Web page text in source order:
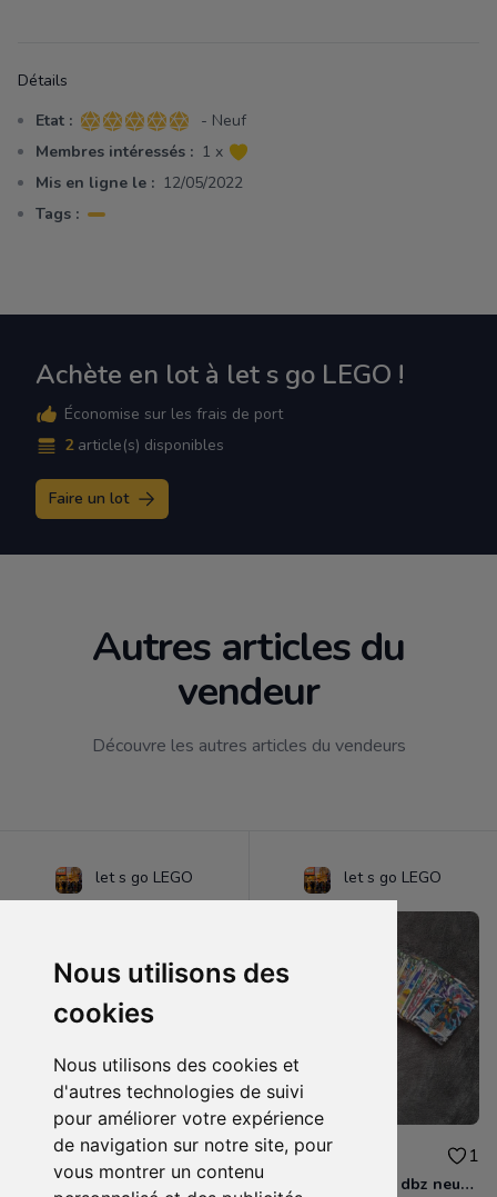
Nous utilisons des
cookies
Nous utilisons des cookies et
d'autres technologies de suivi
pour améliorer votre expérience
de navigation sur notre site, pour
vous montrer un contenu
Détails
Etat : 5 sur 5 étoiles
- Neuf
Membres intéressés : 1 x
Mis en ligne le : 12/05/2022
Tags :
Achète en lot à let s go LEGO !
Économise sur les frais de port
2 article(s) disponibles
Faire un lot
Autres articles du
vendeur
Découvre les autres articles du vendeurs
let s go LEGO
25.00€ 1
Lot de 200 cartes dbz neuves
let s go LEGO
15.00€ 1
Lot de 100 cartes dbz neuves